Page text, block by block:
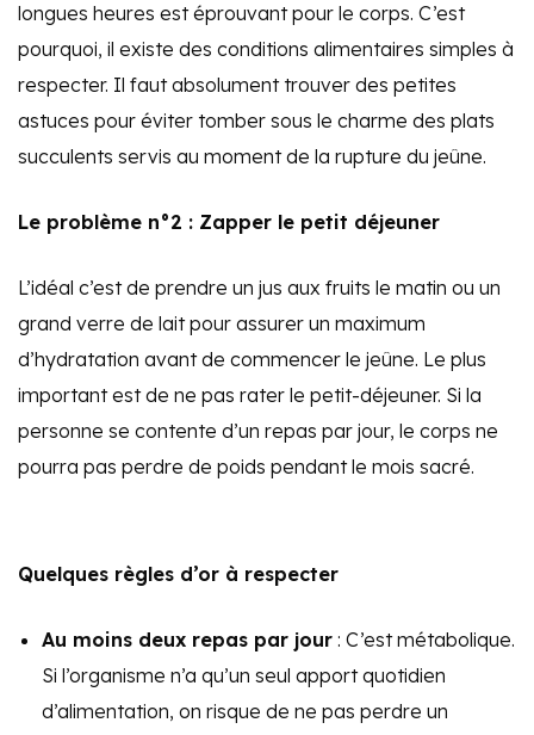
longues heures est éprouvant pour le corps. C’est
pourquoi, il existe des conditions alimentaires simples à
respecter. Il faut absolument trouver des petites
astuces pour éviter tomber sous le charme des plats
succulents servis au moment de la rupture du jeûne.
Le problème n°2 : Zapper le petit déjeuner
L’idéal c’est de prendre un jus aux fruits le matin ou un
grand verre de lait pour assurer un maximum
d’hydratation avant de commencer le jeûne. Le plus
important est de ne pas rater le petit-déjeuner. Si la
personne se contente d’un repas par jour, le corps ne
pourra pas perdre de poids pendant le mois sacré.
Quelques règles d’or à respecter
Au moins deux repas par jour : C’est métabolique.
Si l’organisme n’a qu’un seul apport quotidien
d’alimentation, on risque de ne pas perdre un